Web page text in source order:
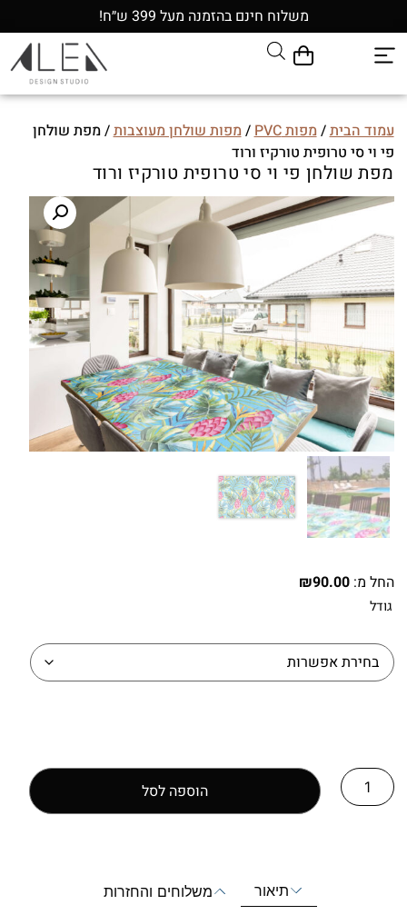
משלוח חינם בהזמנה מעל 399 ש״ח!
עמוד הבית/מפות PVC /מפות שולחן מעוצבות/ מפת שולחן
פי וי סי טרופית טורקיז ורוד
מפת שולחן פי וי סי טרופית טורקיז ורוד
החל מ: ₪90.00
גודל
הוספה לסל
תיאור משלוחים והחזרות